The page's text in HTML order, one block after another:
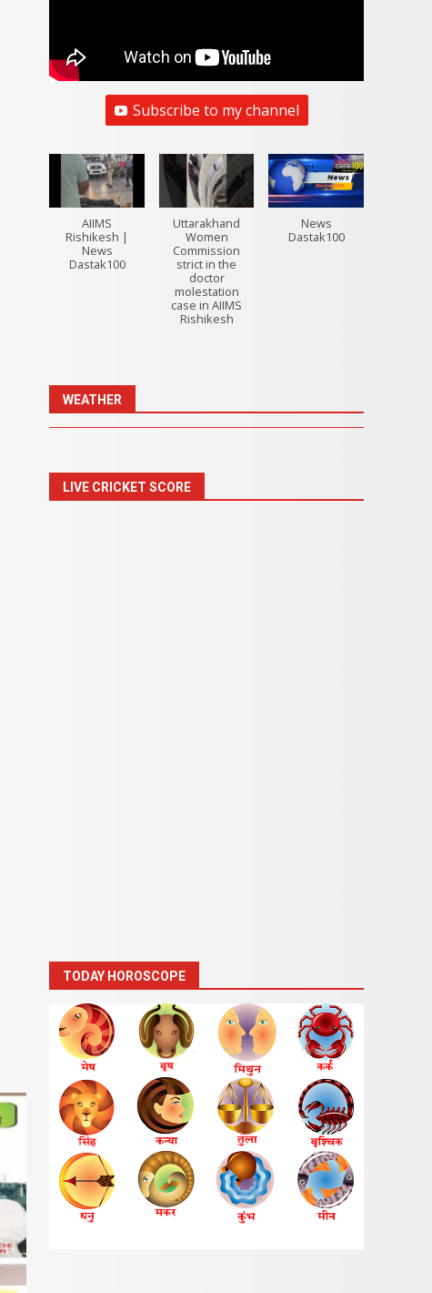
Subscribe to my channel
AIIMS
Rishikesh |
News
Dastak100
Uttarakhand
Women
Commission
strict in the
doctor
molestation
case in AIIMS
Rishikesh
News
Dastak100
WEATHER
LIVE CRICKET SCORE
TODAY HOROSCOPE